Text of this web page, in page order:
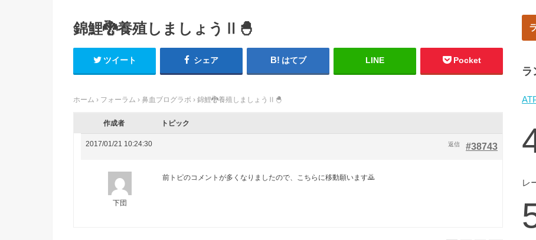
錦鯉🐉養殖しましょうⅡ🐣
ツイート シェア はてブ LINE Pocket
ホーム › フォーラム › 鼻血ブログラボ › 錦鯉🐉養殖しましょうⅡ🐣
作成者 トピック
2017/01/21 10:24:30 #38743
返信
下団
前トピのコメントが多くなりましたので、こちらに移動願います🙇
ラ
レ